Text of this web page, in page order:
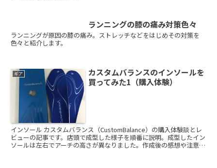
ランニングの膝の痛み対策色々
ランニングが原因の膝の痛み。ストレッチなどをはじめその対策を
色々と紹介します。
ギア
カスタムバランスのインソールを
買ってみた1（購入体験）
インソール カスタムバランス（CustomBalance）の購入体験談とレ
ビューの記事です。店頭で成型した様子を順番に説明。成型したイン
ソールは左右でアーチの高さが異なりました。作成後の感想や注意点